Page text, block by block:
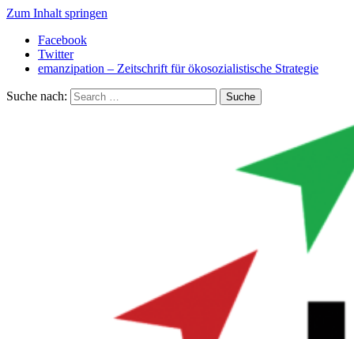
Zum Inhalt springen
Facebook
Twitter
emanzipation – Zeitschrift für ökosozialistische Strategie
Suche nach: